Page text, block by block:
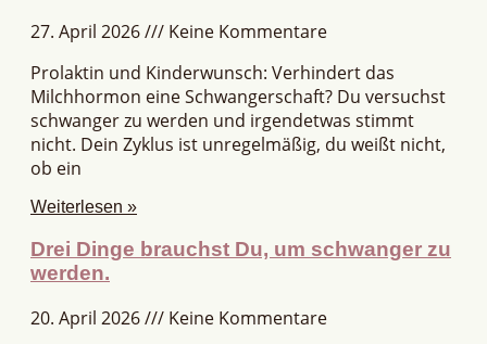
27. April 2026
Keine Kommentare
Prolaktin und Kinderwunsch: Verhindert das
Milchhormon eine Schwangerschaft? Du versuchst
schwanger zu werden und irgendetwas stimmt
nicht. Dein Zyklus ist unregelmäßig, du weißt nicht,
ob ein
Weiterlesen »
Drei Dinge brauchst Du, um schwanger zu
werden.
20. April 2026
Keine Kommentare